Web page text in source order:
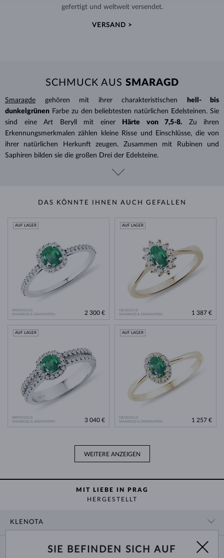
gefertigt und weltweit versendet.
VERSAND >
SCHMUCK AUS SMARAGD
Smaragde gehören mit ihrer charakteristischen
hell- bis
dunkelgrünen Farbe zu den beliebtesten natürlichen Edelsteinen. Sie
sind eine Art Beryll mit einer
Härte von 7,5-8.
Zu ihren
Erkennungsmerkmalen zählen kleine Risse und Einschlüsse, die von
ihrer natürlichen Herkunft zeugen. Zusammen mit Rubinen und
Saphiren bilden sie die großen Drei der Edelsteine.
DAS KÖNNTE IHNEN AUCH GEFALLEN
WEISSGOLD
SMARAGD & DIAMANTEN
AUF LAGER
2 300 €
GELBGOLD
SMARAGD & DIAMANTEN
AUF LAGER
1 387 €
WEISSGOLD
SMARAGD & DIAMANTEN
AUF LAGER
3 040 €
GELBGOLD
SMARAGD & DIAMANTEN
AUF LAGER
1 257 €
WEITERE ANZEIGEN
MIT LIEBE IN PRAG
HERGESTELLT
KLENOTA
SIE BEFINDEN SICH AUF